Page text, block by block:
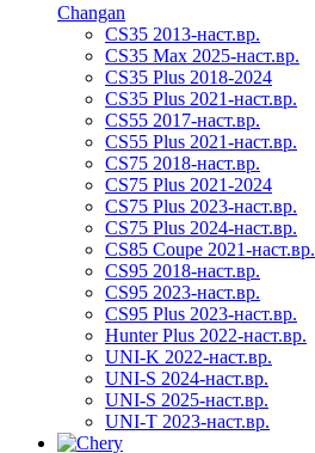
Changan
CS35 2013-наст.вр.
CS35 Max 2025-наст.вр.
CS35 Plus 2018-2024
CS35 Plus 2021-наст.вр.
CS55 2017-наст.вр.
CS55 Plus 2021-наст.вр.
CS75 2018-наст.вр.
CS75 Plus 2021-2024
CS75 Plus 2023-наст.вр.
CS75 Plus 2024-наст.вр.
CS85 Coupe 2021-наст.вр.
CS95 2018-наст.вр.
CS95 2023-наст.вр.
CS95 Plus 2023-наст.вр.
Hunter Plus 2022-наст.вр.
UNI-K 2022-наст.вр.
UNI-S 2024-наст.вр.
UNI-S 2025-наст.вр.
UNI-T 2023-наст.вр.